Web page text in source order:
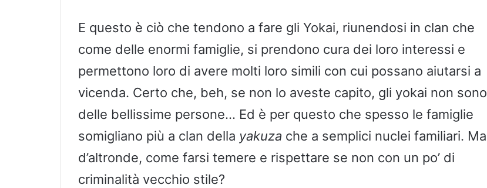
E questo è ciò che tendono a fare gli Yokai, riunendosi in clan che
come delle enormi famiglie, si prendono cura dei loro interessi e
permettono loro di avere molti loro simili con cui possano aiutarsi a
vicenda. Certo che, beh, se non lo aveste capito, gli yokai non sono
delle bellissime persone… Ed è per questo che spesso le famiglie
somigliano più a clan della yakuza che a semplici nuclei familiari. Ma
d’altronde, come farsi temere e rispettare se non con un po’ di
criminalità vecchio stile?